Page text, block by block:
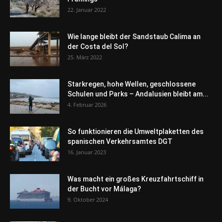
22. Januar 2022
Wie lange bleibt der Sandstaub Calima an
der Costa del Sol?
25. März 2022
Starkregen, hohe Wellen, geschlossene
Schulen und Parks – Andalusien bleibt am...
4. Februar 2026
So funktionieren die Umweltplaketten des
spanischen Verkehrsamtes DGT
16. Januar 2023
Was macht ein großes Kreuzfahrtschiff in
der Bucht vor Málaga?
9. Oktober 2024